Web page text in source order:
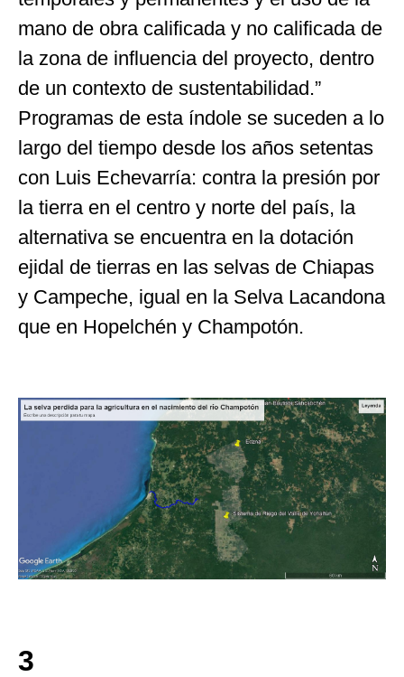
mano de obra calificada y no calificada de
la zona de influencia del proyecto, dentro
de un contexto de sustentabilidad.”
Programas de esta índole se suceden a lo
largo del tiempo desde los años setentas
con Luis Echevarría: contra la presión por
la tierra en el centro y norte del país, la
alternativa se encuentra en la dotación
ejidal de tierras en las selvas de Chiapas
y Campeche, igual en la Selva Lacandona
que en Hopelchén y Champotón.
3